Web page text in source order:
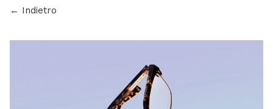
← Indietro